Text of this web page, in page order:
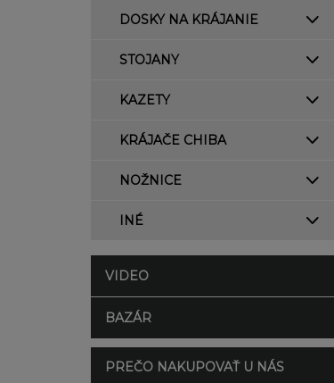
DOSKY NA KRÁJANIE
STOJANY
KAZETY
KRÁJAČE CHIBA
NOŽNICE
INÉ
VIDEO
BAZÁR
PREČO NAKUPOVAŤ U NÁS